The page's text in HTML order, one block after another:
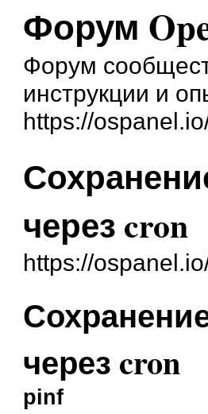
Форум
Форум
инструкции и
https://
через cron
https://
через cron
pinf